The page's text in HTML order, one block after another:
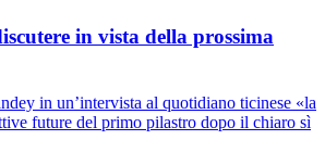
in vista della prossima
in un’intervista al quotidiano ticinese «la
future del primo pilastro dopo il chiaro sì